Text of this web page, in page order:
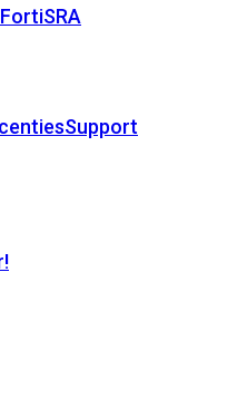
FortiSRA
Support